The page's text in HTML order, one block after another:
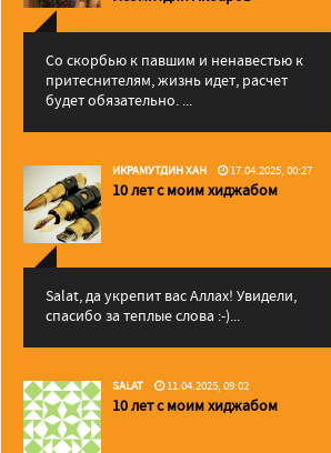
Со скорбью к павшим и ненавестью к
притеснителям, жизнь идет, расчет
будет обязательно. ...
ИКРАМУТДИН ХАН 17.04.2025, 00:27
10 лет с моим хиджабом
Salat, да укрепит вас Аллаx! Увидели,
спасибо за теплые слова :-)...
SALAT 11.04.2025, 09:02
10 лет с моим хиджабом